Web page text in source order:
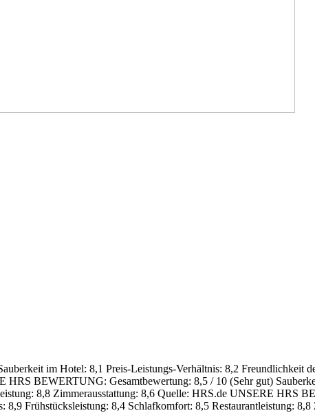
im Hotel: 8,1 Preis-Leistungs-Verhältnis: 8,2 Freundlichkeit
HRS BEWERTUNG: Gesamtbewertung: 8,5 / 10 (Sehr gut)
8,8 Zimmerausstattung: 8,6 Quelle: HRS.de UNSERE HRS
8,9 Frühstücksleistung: 8,4 Schlafkomfort: 8,5 Restaurantleistung: 8,8